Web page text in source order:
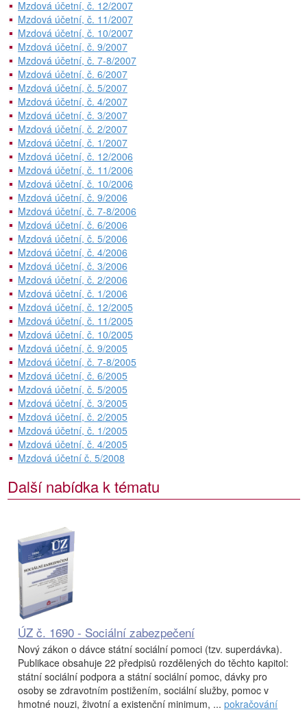
Mzdová účetní, č. 12/2007
Mzdová účetní, č. 11/2007
Mzdová účetní, č. 10/2007
Mzdová účetní, č. 9/2007
Mzdová účetní, č. 7-8/2007
Mzdová účetní, č. 6/2007
Mzdová účetní, č. 5/2007
Mzdová účetní, č. 4/2007
Mzdová účetní, č. 3/2007
Mzdová účetní, č. 2/2007
Mzdová účetní, č. 1/2007
Mzdová účetní, č. 12/2006
Mzdová účetní, č. 11/2006
Mzdová účetní, č. 10/2006
Mzdová účetní, č. 9/2006
Mzdová účetní, č. 7-8/2006
Mzdová účetní, č. 6/2006
Mzdová účetní, č. 5/2006
Mzdová účetní, č. 4/2006
Mzdová účetní, č. 3/2006
Mzdová účetní, č. 2/2006
Mzdová účetní, č. 1/2006
Mzdová účetní, č. 12/2005
Mzdová účetní, č. 11/2005
Mzdová účetní, č. 10/2005
Mzdová účetní, č. 9/2005
Mzdová účetní, č. 7-8/2005
Mzdová účetní, č. 6/2005
Mzdová účetní, č. 5/2005
Mzdová účetní, č. 3/2005
Mzdová účetní, č. 2/2005
Mzdová účetní, č. 1/2005
Mzdová účetní, č. 4/2005
Mzdová účetní č. 5/2008
Další nabídka k tématu
ÚZ č. 1690 - Sociální zabezpečení
Nový zákon o dávce státní sociální pomoci (tzv. superdávka).
Publikace obsahuje 22 předpisů rozdělených do těchto kapitol:
státní sociální podpora a státní sociální pomoc, dávky pro
osoby se zdravotním postižením, sociální služby, pomoc v
hmotné nouzi, životní a existenční minimum, ... pokračování